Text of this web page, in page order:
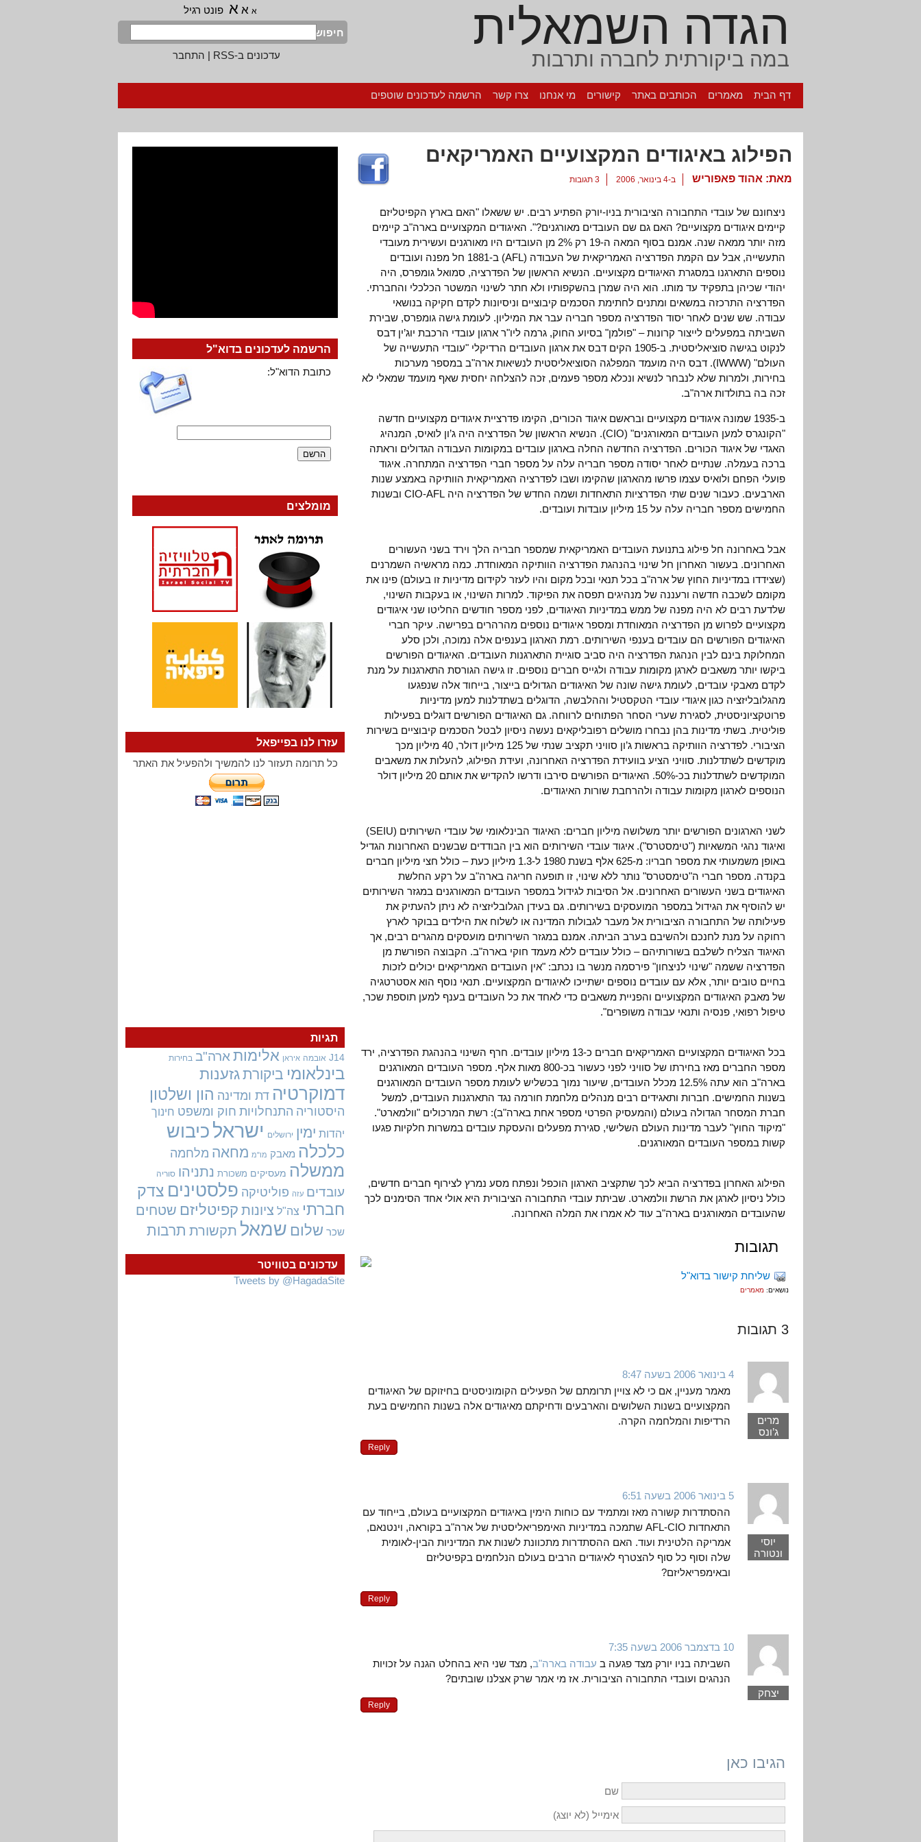
הגדה השמאלית
במה ביקורתית לחברה ותרבות
א א א פונט רגיל
חיפוש
עדכונים ב-RSS
| התחבר
דף הבית מאמרים הכותבים באתר קישורים מי אנחנו צרו קשר הרשמה לעדכונים שוטפים
הפילוג באיגודים המקצועיים האמריקאים
מאת: אהוד פאפוריש ב-4 בינואר, 2006 3 תגובות
ניצחונם של עובדי התחבורה הציבורית בניו-יורק הפתיע רבים. יש ששאלו "האם בארץ הקפיטליזם
קיימים איגודים מקצועיים? האם גם שם העובדים מאורגנים?". האיגודים המקצועיים בארה"ב קיימים
מזה יותר ממאה שנה. אמנם בסוף המאה ה-19 רק 2% מן העובדים היו מאורגנים ועשירית מעובדי
התעשייה, אבל עם הקמת הפדרציה האמריקאית של העבודה (AFL) ב-1881 חל מפנה ועובדים
נוספים התארגנו במסגרת האיגודים מקצועיים. הנשיא הראשון של הפדרציה, סמואל גומפרס, היה
יהודי שכיהן בתפקיד עד מותו. הוא היה שמרן בהשקפותיו ולא חתר לשינוי המשטר הכלכלי והחברתי.
הפדרציה התרכזה במשאים ומתנים לחתימת הסכמים קיבוציים וניסיונות לקדם חקיקה בנושאי
עבודה. שש שנים לאחר יסוד הפדרציה מספר חבריה עבר את המיליון. לעומת גישה גומפרס, שבירת
השביתה במפעלים לייצור קרונות – "פולמן" בסיוע החוק, גרמה ליו"ר ארגון עובדי הרכבת יוג’ין דבס
לנקוט בגישה סוציאליסטית. ב-1905 הקים דבס את ארגון העובדים הרדיקלי "עובדי התעשייה של
העולם" (IWWW). דבס היה מועמד המפלגה הסוציאליסטית לנשיאות ארה"ב במספר מערכות
בחירות, ולמרות שלא לנבחר לנשיא ונכלא מספר פעמים, זכה להצלחה יחסית שאף מועמד שמאלי לא
זכה בה בתולדות ארה"ב.
ב-1935 שמונה איגודים מקצועיים ובראשם איגוד הכורים, הקימו פדרציית איגודים מקצועיים חדשה
"הקונגרס למען העובדים המאורגנים" (CIO). הנשיא הראשון של הפדרציה היה ג’ון לואיס, המנהיג
האגדי של איגוד הכורים. הפדרציה החדשה החלה בארגון עובדים במקומות העבודה הגדולים וראתה
ברכה בעמלה. שנתיים לאחר יסודה מספר חבריה עלה על מספר חברי הפדרציה המתחרה. איגוד
פועלי הפחם ולואיס עצמו פרשו מהארגון שהקימו ושבו לפדרציה האמריקאית הוותיקה באמצע שנות
הארבעים. כעבור שנים שתי הפדרציות התאחדות ושמה החדש של הפדרציה היה CIO-AFL ובשנות
החמישים מספר חבריה עלה על 15 מיליון עובדות ועובדים.
אבל באחרונה חל פילוג בתנועת העובדים האמריקאית שמספר חבריה הלך וירד בשני העשורים
האחרונים. בעשור האחרון חל שינוי בהנהגת הפדרציה הוותיקה המאוחדת. כמה מראשיה השמרנים
(שצידדו במדיניות החוץ של ארה"ב בכל תנאי ובכל מקום והיו לעזר לקידום מדיניות זו בעולם) פינו את
מקומם לשכבה חדשה ורעננה של מנהיגים תפסה את הפיקוד. למרות השינוי, או בעקבות השינוי,
שלדעת רבים לא היה מפנה של ממש במדיניות האיגודים, לפני מספר חודשים החליטו שני איגודים
מקצועיים לפרוש מן הפדרציה המאוחדת ומספר איגודים נוספים מהרהרים בפרישה. עיקר חברי
האיגודים הפורשים הם עובדים בענפי השירותים. רמת הארגון בענפים אלה נמוכה, ולכן סלע
המחלוקת בינם לבין הנהגת הפדרציה היה סביב סוגיית התארגנות העובדים. האיגודים הפורשים
ביקשו יותר משאבים לארגן מקומות עבודה ולגייס חברים נוספים. זו גישה הגורסת התארגנות על מנת
לקדם מאבקי עובדים, לעומת גישה שונה של האיגודים הגדולים בייצור, בייחוד אלה שנפגעו
מהגלובליזציה כגון איגודי עובדי הטקסטיל וההלבשה, הדוגלים בשתדלנות למען מדיניות
פרוטקציוניסטית, לסגירת שערי הסחר הפתוחים לרווחה. גם האיגודים הפורשים דוגלים בפעילות
פוליטית. בשתי מדינות בהן נבחרו מושלים רפובליקאים נעשה ניסיון לבטל הסכמים קיבוציים בשירות
הציבורי. לפדרציה הוותיקה בראשות ג’ון סוויני תקציב שנתי של 125 מיליון דולר, 40 מיליון מכך
מוקדשים לשתדלנות. סוויני הציע בוועידת הפדרציה האחרונה, ועידת הפילוג, להעלות את משאבים
המוקדשים לשתדלנות בכ-50%. האיגודים הפורשים סירבו ודרשו להקדיש את אותם 20 מיליון דולר
הנוספים לארגון מקומות עבודה ולהרחבת שורות האיגודים.
לשני הארגונים הפורשים יותר משלושה מיליון חברים: האיגוד הבינלאומי של עובדי השירותים (SEIU)
ואיגוד נהגי המשאיות ("טימסטרס"). איגוד עובדי השירותים הוא בין הבודדים שבשנים האחרונות הגדיל
באופן משמעותי את מספר חבריו: מ-625 אלף בשנת 1980 ל-1.3 מיליון כעת – כולל חצי מיליון חברים
בקנדה. מספר חברי ה"טימסטרס" נותר ללא שינוי, זו תופעה חריגה בארה"ב על רקע החלשת
האיגודים בשני העשורים האחרונים. אל הסיבות לגידול במספר העובדים המאורגנים במגזר השירותים
יש להוסיף את הגידול במספר המועסקים בשירותים. גם בעידן הגלובליזציה לא ניתן להעתיק את
פעילותה של התחבורה הציבורית אל מעבר לגבולות המדינה או לשלוח את הילדים בבוקר לארץ
רחוקה על מנת לחנכם ולהשיבם בערב הביתה. אמנם במגזר השירותים מועסקים מהגרים רבים, אך
האיגוד הצליח לשלבם בשורותיהם – כולל עובדים ללא מעמד חוקי בארה"ב. הקבוצה הפורשת מן
הפדרציה ששמה "שינוי לניצחון" פירסמה מנשר בו נכתב: "אין העובדים האמריקאים יכולים לזכות
בחיים טובים יותר, אלא עם עובדים נוספים ישתייכו לאיגודים המקצועיים. תנאי נוסף הוא אסטרטגיה
של מאבק האיגודים המקצועיים והפניית משאבים כדי לאחד את כל העובדים בענף למען תוספת שכר,
טיפול רפואי, פנסיה ותנאי עבודה משופרים".
בכל האיגודים המקצועיים האמריקאים חברים כ-13 מיליון עובדים. חרף השינוי בהנהגת הפדרציה, ירד
מספר החברים מאז בחירתו של סוויני לפני כעשור בכ-800 מאות אלף. מספר העובדים המאורגנים
בארה"ב הוא עתה 12.5% מכלל העובדים, שיעור נמוך בכשליש לעומת מספר העובדים המאורגנים
בשנות החמישים. חברות ותאגידים רבים מנהלים מלחמת חורמה נגד התארגנות העובדים, למשל
חברת המסחר הגדולה בעולם (והמעסיק הפרטי מספר אחת בארה"ב): רשת המרכולים "וולמארט".
"מיקוד החוץ" לעבר מדינות העולם השלישי, סגירת מפעלים והעסקת עובדים במשרות חלקיות פגעו
קשות במספר העובדים המאורגנים.
הפילוג האחרון בפדרציה הביא לכך שתקציב הארגון הוכפל ונפתח מסע נמרץ לצירוף חברים חדשים,
כולל ניסיון לארגן את הרשת וולמארט. שביתת עובדי התחבורה הציבורית היא אולי אחד הסימנים לכך
שהעובדים המאורגנים בארה"ב עוד לא אמרו את המלה האחרונה.
תגובות
שליחת קישור בדוא"ל
נושאים: מאמרים
3 תגובות
מרים
ג’ונס
4 בינואר 2006 בשעה 8:47
מאמר מעניין, אם כי לא צויין תרומתם של הפעילים הקומוניסטים בחיזוקם של האיגודים
המקצועיים בשנות השלושים והארבעים ודחיקתם מאיגודים אלה בשנות החמישים בעת
הרדיפות והמלחמה הקרה.
Reply
יוסי
ונטורה
5 בינואר 2006 בשעה 6:51
ההסתדרות קשורה מאז ומתמיד עם כוחות הימין באיגודים המקצועיים בעולם, בייחוד עם
התאחדות AFL-CIO שתמכה במדיניות האימפריאליסטית של ארה"ב בקוראה, וינטנאם,
אמריקה הלטינית ועוד. האם ההסתדרות מתכוונת לשנות את המדיניות הבין-לאומית
שלה וסוף כל סוף להצטרף לאיגודים הרבים בעולם הנלחמים בקפיטליזם
ובאימפריאליזם?
Reply
יצחק
10 בדצמבר 2006 בשעה 7:35
השביתה בניו יורק מצד פגעה ב עבודה בארה"ב, מצד שני היא בהחלט הגנה על זכויות
הנהגים ועובדי התחבורה הציבורית. אז מי אמר שרק אצלנו שובתים?
Reply
הגיבו כאן
שם
אימייל (לא יוצג)
הרשמה לעדכונים בדוא"ל
כתובת הדוא"ל:
מומלצים
עזרו לנו בפייפאל
כל תרומה תעזור לנו להמשיך ולהפעיל את האתר
עדכונים בטוויטר
Tweets by @HagadaSite
תגיות
J14 אובמה איראן אלימות ארה"ב בחירות
בינלאומי ביקורתגזענות
דמוקרטיה דת ומדינה הון ושלטון
היסטוריה התנחלויות חוק ומשפט חינוך
יהדות ימין ירושלים ישראל כיבוש
כלכלה מאבק מו"מ מחאה מלחמה
ממשלה מעסיקים משכורת נתניהו סוריה
עובדים עזה פוליטיקה פלסטינים צדק
חברתי צה"ל ציונות קפיטליזם שטחים
שכר שלום שמאל תקשורת תרבות